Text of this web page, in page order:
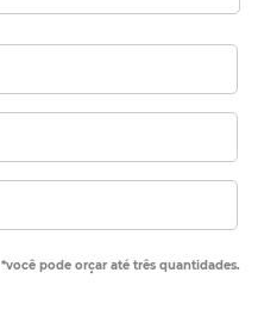
*você pode orçar até três quantidades.